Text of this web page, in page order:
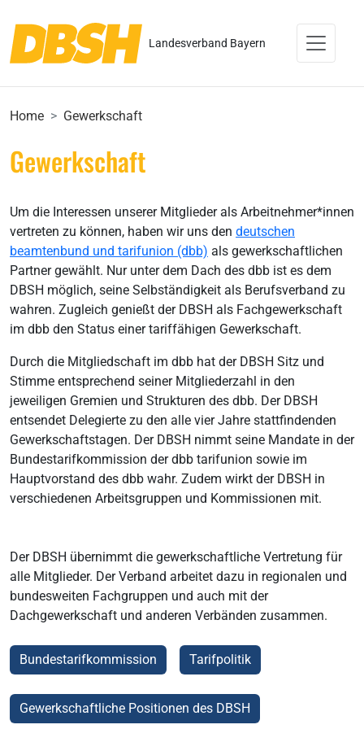
Landesverband Bayern
Home Gewerkschaft
Gewerkschaft
Um die Interessen unserer Mitglieder als Arbeitnehmer*innen
vertreten zu können, haben wir uns den deutschen
beamtenbund und tarifunion (dbb) als gewerkschaftlichen
Partner gewählt. Nur unter dem Dach des dbb ist es dem
DBSH möglich, seine Selbständigkeit als Berufsverband zu
wahren. Zugleich genießt der DBSH als Fachgewerkschaft
im dbb den Status einer tariffähigen Gewerkschaft.
Durch die Mitgliedschaft im dbb hat der DBSH Sitz und
Stimme entsprechend seiner Mitgliederzahl in den
jeweiligen Gremien und Strukturen des dbb. Der DBSH
entsendet Delegierte zu den alle vier Jahre stattfindenden
Gewerkschaftstagen. Der DBSH nimmt seine Mandate in der
Bundestarifkommission der dbb tarifunion sowie im
Hauptvorstand des dbb wahr. Zudem wirkt der DBSH in
verschiedenen Arbeitsgruppen und Kommissionen mit.
Der DBSH übernimmt die gewerkschaftliche Vertretung für
alle Mitglieder. Der Verband arbeitet dazu in regionalen und
bundesweiten Fachgruppen und auch mit der
Dachgewerkschaft und anderen Verbänden zusammen.
Bundestarifkommission Tarifpolitik
Gewerkschaftliche Positionen des DBSH